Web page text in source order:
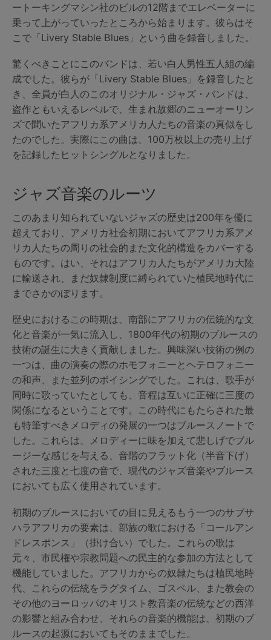
ートーキングマシン社のビルの12階までエレベーターに
乗って上がっていったところから始まります。彼らはそ
こで「Livery Stable Blues」という曲を録音しました。
驚くべきことにこのバンドは、若い白人男性五人組の編
成でした。彼らが「Livery Stable Blues」を録音したと
き、全員が白人のこのオリジナル・ジャズ・バンドは、
盗作ともいえるレベルで、生まれ故郷のニューオーリン
ズで聞いたアフリカ系アメリカ人たちの音楽の真似をし
たのでした。実際にこの曲は、100万枚以上の売り上げ
を記録したヒットシングルとなりました。
ジャズ音楽のルーツ
このあまり知られていないジャズの歴史は200年を優に
超えており、アメリカ社会初期においてアフリカ系アメ
リカ人たちの周りの社会的また文化的構造をカバーする
ものです。はい、それはアフリカ人たちがアメリカ大陸
に輸送され、まだ奴隷制度に縛られていた植民地時代に
までさかのぼります。
歴史におけるこの時期は、南部にアフリカの伝統的な文
化と音楽が一気に流入し、1800年代の初期のブルースの
技術の誕生に大きく貢献しました。興味深い技術の例の
一つは、曲の演奏の際のホモフォニーとヘテロフォニー
の和声、また並列のボイシングでした。これは、歌手が
同時に歌っていたとしても、音程は互いに正確に三度の
関係になるということです。この時代にもたらされた最
も特筆すべきメロディの発展の一つはブルースノートで
した。これらは、メロディーに味を加えて悲しげでブル
ージーな感じを与える、音階のフラット化（半音下げ）
された三度と七度の音で、現代のジャズ音楽やブルース
においても広く使用されています。
初期のブルースにおいての目に見えるもう一つのサブサ
ハラアフリカの要素は、部族の歌における「コールアン
ドレスポンス」（掛け合い）でした。これらの歌は
元々、市民権や宗教問題への民主的な参加の方法として
機能していました。アフリカからの奴隷たちは植民地時
代、これらの伝統をラグタイム、ゴスペル、また教会の
その他のヨーロッパのキリスト教音楽の伝統などの西洋
の影響と組み合わせ、それらの音楽的機能は、初期のブ
ルースの起源においてもそのままでした。